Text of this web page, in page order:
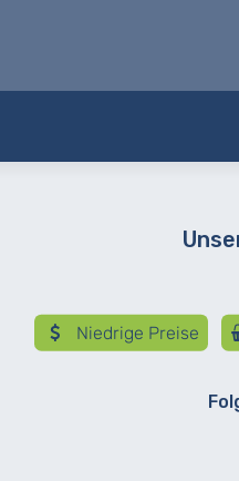
Niedrige Preise